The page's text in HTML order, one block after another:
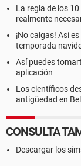
La regla de los
realmente
¡No caigas! Así
temporada
Así puedes
aplicación
Los científicos
antigüedad en
CONSULTA
Descargar los